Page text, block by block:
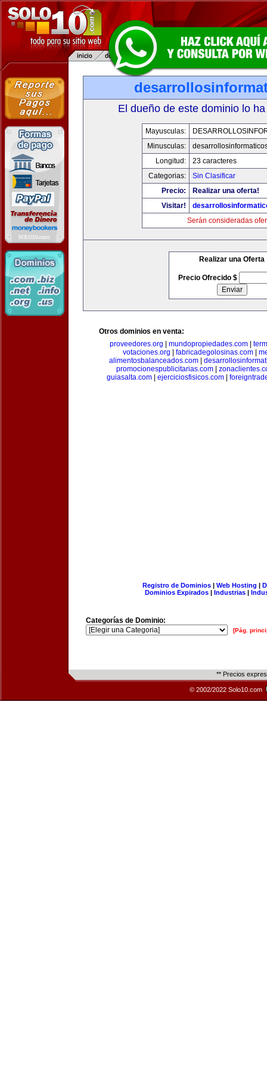
El dueño de este dominio lo
Mayusculas:
Minusculas:
Longitud:
23 caracteres
Categorias:
Sin Clasificar
Precio:
Realizar una oferta!
Visitar!
Serán consideradas
Realizar una Oferta
Precio Ofrecido $
Otros dominios en venta:
proveedores.org
mundopropiedades.com|
votaciones.org
fabricadegolosinas.com
alimentosbalanceados.com
promocionespublicitarias.com|
guiasalta.com
ejerciciosfisicos.com
Registro de Dominios| Web Hosting |
Dominios Expirados | Industrias |
Categorías de Dominio:
[Pág.
** Precios
© 2002/2022 Solo10.com